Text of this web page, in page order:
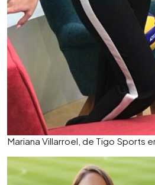
Mariana Villarroel, de Tigo Sports